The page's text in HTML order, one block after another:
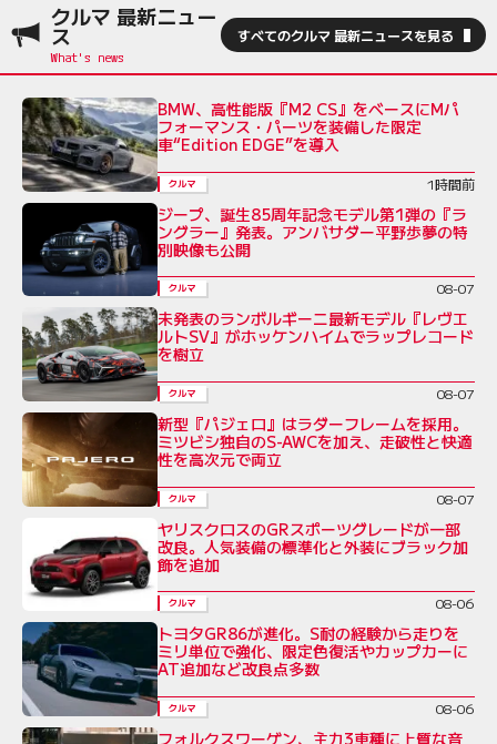
クルマ 最新ニュー
ス すべてのクルマ 最新ニュースを見る
BMW、高性能版『M2 CS』をベースにMパ
フォーマンス・パーツを装備した限定
車“Edition EDGE”を導入
クルマ 1時間前
ジープ、誕生85周年記念モデル第1弾の『ラ
ングラー』発表。アンバサダー平野歩夢の特
別映像も公開
クルマ 08-07
未発表のランボルギーニ最新モデル『レヴエ
ルトSV』がホッケンハイムでラップレコード
を樹立
クルマ 08-07
新型『パジェロ』はラダーフレームを採用。
ミツビシ独自のS-AWCを加え、走破性と快適
性を高次元で両立
クルマ 08-07
ヤリスクロスのGRスポーツグレードが一部
改良。人気装備の標準化と外装にブラック加
飾を追加
クルマ 08-06
トヨタGR86が進化。S耐の経験から走りを
ミリ単位で強化、限定色復活やカップカーに
AT追加など改良点多数
クルマ 08-06
フォルクスワーゲン、主力3車種に上質な音